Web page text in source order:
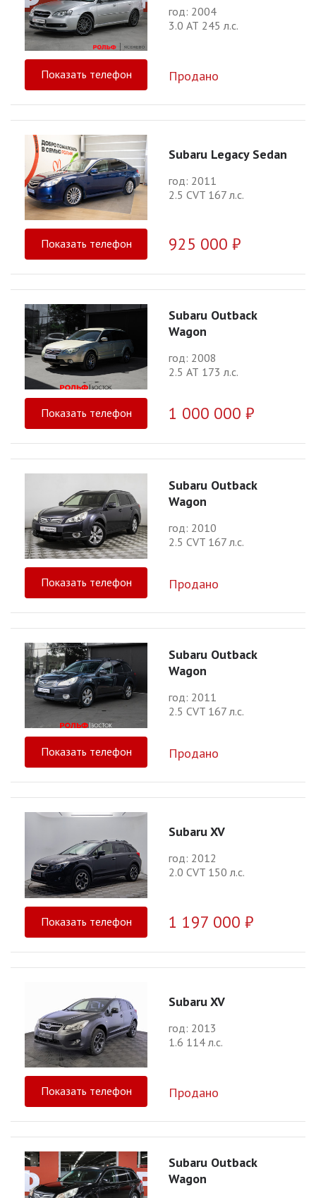
год: 2004
3.0 АТ 245 л.с.
Показать телефон Продано
Subaru Legacy Sedan
год: 2011
2.5 CVT 167 л.с.
Показать телефон 925 000 ₽
Subaru Outback
Wagon
год: 2008
2.5 АТ 173 л.с.
Показать телефон 1 000 000 ₽
Subaru Outback
Wagon
год: 2010
2.5 CVT 167 л.с.
Показать телефон Продано
Subaru Outback
Wagon
год: 2011
2.5 CVT 167 л.с.
Показать телефон Продано
Subaru XV
год: 2012
2.0 CVT 150 л.с.
Показать телефон 1 197 000 ₽
Subaru XV
год: 2013
1.6 114 л.с.
Показать телефон Продано
Subaru Outback
Wagon